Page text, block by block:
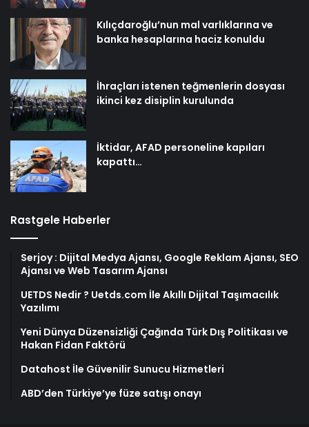
Kılıçdaroğlu’nun mal varlıklarına ve
banka hesaplarına haciz konuldu
İhraçları istenen teğmenlerin dosyası
ikinci kez disiplin kurulunda
İktidar, AFAD personeline kapıları
kapattı…
Rastgele Haberler
Serjoy : Dijital Medya Ajansı, Google Reklam Ajansı, SEO
Ajansı ve Web Tasarım Ajansı
UETDS Nedir ? Uetds.com İle Akıllı Dijital Taşımacılık
Yazılımı
Yeni Dünya Düzensizliği Çağında Türk Dış Politikası ve
Hakan Fidan Faktörü
Datahost İle Güvenilir Sunucu Hizmetleri
ABD’den Türkiye’ye füze satışı onayı